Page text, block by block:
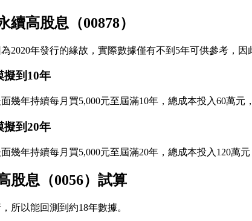
續高股息（00878）
2020年發行的緣故，實際數據僅有不到5年可供參考，
擬到10年
幾年持續每月買5,000元至屆滿10年，總成本投入60萬元
擬到20年
幾年持續每月買5,000元至屆滿20年，總成本投入120萬元
股息（0056）試算
所以能回測到約18年數據。